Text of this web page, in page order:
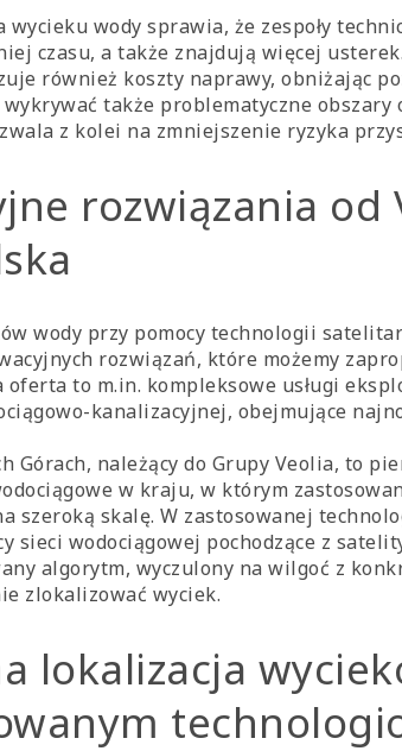
wody sprawia, że zespoły
czasu, a także znajdują więcej
również koszty naprawy, obniżając
także problematyczne obszary
z kolei na zmniejszenie ryzyka
rozwiązania od
wody przy pomocy technologii
rozwiązań, które możemy
oferta to m.in. kompleksowe usługi
kanalizacyjnej, obejmujące
Górach, należący do Grupy Veolia, to
w kraju, w którym
szeroką skalę. W zastosowanej
sieci wodociągowej pochodzące z
algorytm, wyczulony na wilgoć z
zlokalizować wyciek.
lokalizacja